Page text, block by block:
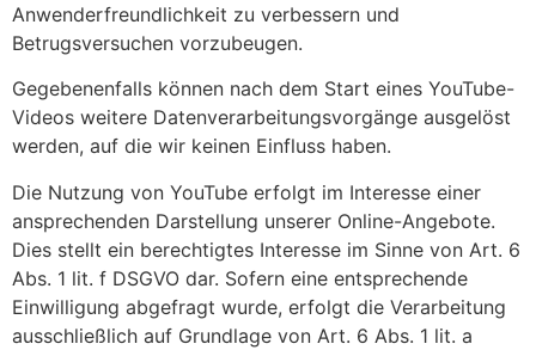
Anwenderfreundlichkeit zu verbessern und
Betrugsversuchen vorzubeugen.
Gegebenenfalls können nach dem Start eines YouTube-
Videos weitere Datenverarbeitungsvorgänge ausgelöst
werden, auf die wir keinen Einfluss haben.
Die Nutzung von YouTube erfolgt im Interesse einer
ansprechenden Darstellung unserer Online-Angebote.
Dies stellt ein berechtigtes Interesse im Sinne von Art. 6
Abs. 1 lit. f DSGVO dar. Sofern eine entsprechende
Einwilligung abgefragt wurde, erfolgt die Verarbeitung
ausschließlich auf Grundlage von Art. 6 Abs. 1 lit. a